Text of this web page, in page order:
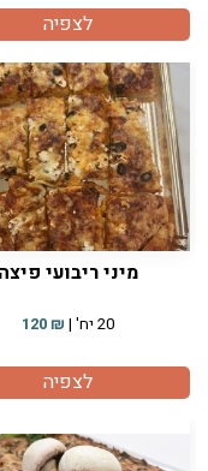
לצפיה
מיני ריבועי פיצה
20 יח' | ₪
120
לצפיה